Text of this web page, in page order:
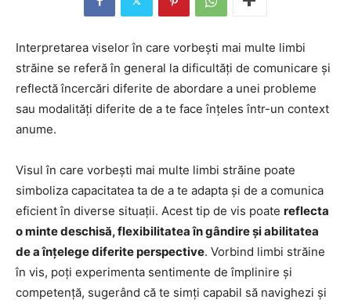
Interpretarea viselor în care vorbești mai multe limbi
străine se referă în general la dificultăți de comunicare și
reflectă încercări diferite de abordare a unei probleme
sau modalități diferite de a te face înțeles într-un context
anume.
Visul în care vorbești mai multe limbi străine poate
simboliza capacitatea ta de a te adapta și de a comunica
eficient în diverse situații. Acest tip de vis poate reflecta
o minte deschisă, flexibilitatea în gândire și abilitatea
de a înțelege diferite perspective. Vorbind limbi străine
în vis, poți experimenta sentimente de împlinire și
competență, sugerând că te simți capabil să navighezi și